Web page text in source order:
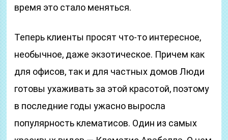
время это стало меняться.
Теперь клиенты просят что-то интересное,
необычное, даже экзотическое. Причем как
для офисов, так и для частных домов Люди
готовы ухаживать за этой красотой, поэтому
в последние годы ужасно выросла
популярность клематисов. Один из самых